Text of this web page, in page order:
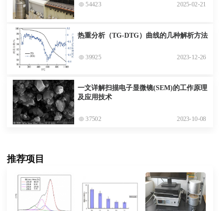
54423 2025-02-21
热重分析（TG-DTG）曲线的几种解析方法
39925 2023-12-26
一文详解扫描电子显微镜(SEM)的工作原理
及应用技术
37502 2023-10-08
推荐项目